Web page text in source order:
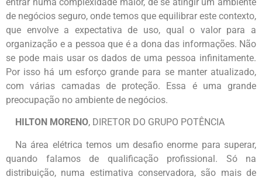
de negócios seguro, onde temos que equilibrar este contexto,
que envolve a expectativa de uso, qual o valor para a
organização e a pessoa que é a dona das informações. Não
se pode mais usar os dados de uma pessoa infinitamente.
Por isso há um esforço grande para se manter atualizado,
com várias camadas de proteção. Essa é uma grande
preocupação no ambiente de negócios.
HILTON MORENO, DIRETOR DO GRUPO POTÊNCIA
Na área elétrica temos um desafio enorme para superar,
quando falamos de qualificação profissional. Só na
distribuição, numa estimativa conservadora, são mais de